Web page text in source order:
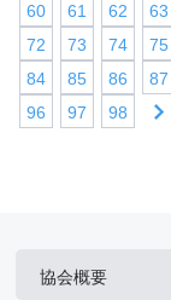
60
61 62 63
72
73 74 75
84
85 86 87
96
97 98
協会概要